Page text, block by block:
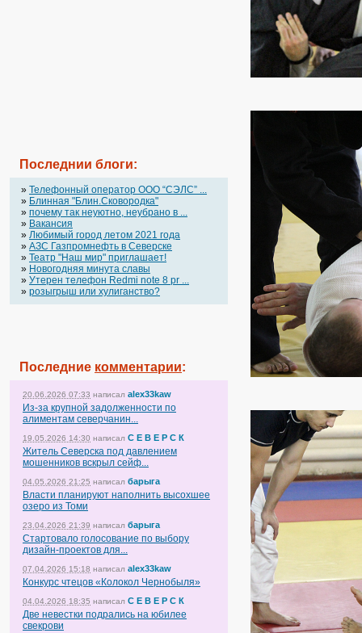
Последнии блоги:
» Телефонный оператор OOO “СЭЛС” ...
» Блинная "Блин.Сковородка"
» почему так неуютно, неубрано в ...
» Вакансия
» Любимый город летом 2021 года
» АЗС Газпромнефть в Северске
» Театр "Наш мир" приглашает!
» Новогодняя минута славы
» Утерен телефон Redmi note 8 pr ...
» розыгрыш или хулиганство?
Последние комментарии:
20.06.2026 07:33 написал alex33kaw
Из-за крупной задолженности по
алиментам северчанин...
19.05.2026 14:30 написал С Е В Е Р С К
Житель Северска под давлением
мошенников вскрыл сейф...
04.05.2026 21:25 написал барыга
Власти планируют наполнить высохшее
озеро из Томи
23.04.2026 21:39 написал барыга
Стартовало голосование по выбору
дизайн-проектов для...
07.04.2026 15:18 написал alex33kaw
Конкурс чтецов «Колокол Чернобыля»
04.04.2026 18:35 написал С Е В Е Р С К
Две невестки подрались на юбилее
свекрови